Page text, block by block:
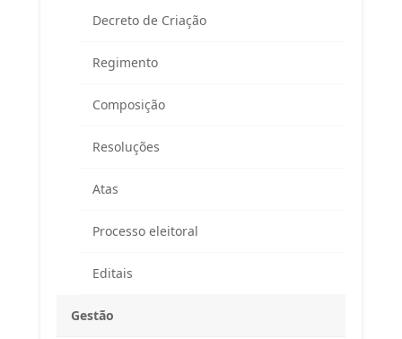
Decreto de Criação
Regimento
Composição
Resoluções
Atas
Processo eleitoral
Editais
Gestão